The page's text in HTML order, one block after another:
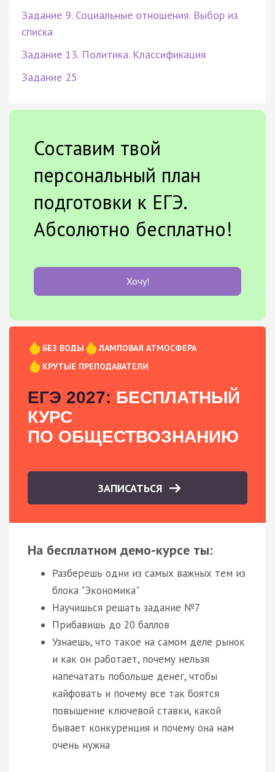
Задание 9. Социальные отношения. Выбор из
списка
Задание 13. Политика. Классификация
Задание 25
Составим твой
персональный план
подготовки к ЕГЭ.
Абсолютно бесплатно!
Хочу!
БЕЗ ВОДЫ
ЛАМПОВАЯ АТМОСФЕРА
КРУТЫЕ ПРЕПОДАВАТЕЛИ
ЕГЭ 2027: БЕСПЛАТНЫЙ
КУРС
ПО ОБЩЕСТВОЗНАНИЮ
ЗАПИСАТЬСЯ
На бесплатном демо-курсе ты:
Разберешь одни из самых важных тем из
блока "Экономика"
Научишься решать задание №7
Прибавишь до 20 баллов
Узнаешь, что такое на самом деле рынок
и как он работает, почему нельзя
напечатать побольше денег, чтобы
кайфовать и почему все так боятся
повышение ключевой ставки, какой
бывает конкуренция и почему она нам
очень нужна